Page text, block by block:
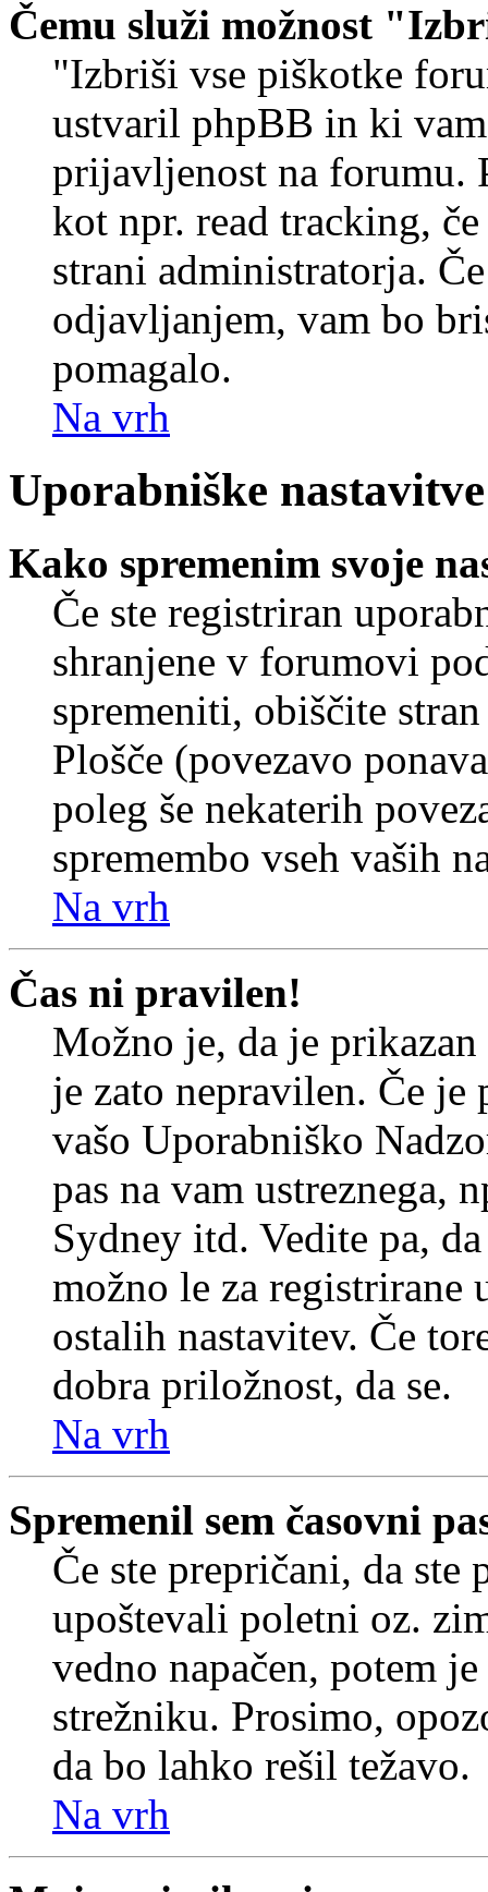
Čemu služi možnost
"Izbriši vse piškotke
ustvaril phpBB in ki
prijavljenost na forumu.
kot npr. read tracking,
strani administratorja.
odjavljanjem, vam bo
pomagalo.
Na vrh
Uporabniške nastavitve
Kako spremenim svoje
Če ste registriran
shranjene v forumovi
spremeniti, obiščite
Plošče (povezavo
poleg še nekaterih
spremembo vseh vaših
Na vrh
Čas ni pravilen!
Možno je, da je prikazan
je zato nepravilen. Če
vašo Uporabniško
pas na vam ustreznega,
Sydney itd. Vedite pa,
možno le za registrirane
ostalih nastavitev. Če
dobra priložnost, da se.
Na vrh
Spremenil sem časovni
Če ste prepričani, da
upoštevali poletni oz.
vedno napačen, potem
strežniku. Prosimo,
da bo lahko rešil težavo.
Na vrh